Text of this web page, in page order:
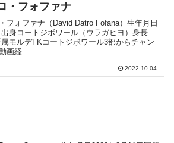
・フォファナ
フォファナ（David Datro Fofana）生年月日
身コートジボワール（ウラガヒヨ）身長
モルデFKコートジボワール3部からチャン
画経...
2022.10.04